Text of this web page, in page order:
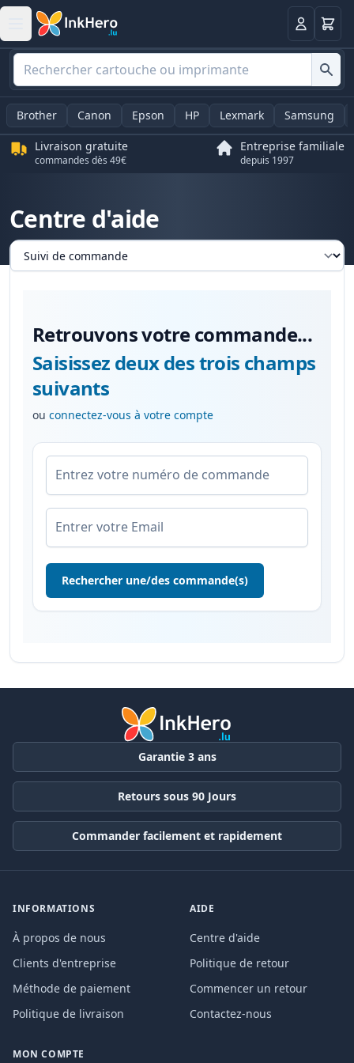
Panier
Brother Canon Epson HP Lexmark Samsung
Livraison gratuite
commandes dès 49€
Entreprise familiale
depuis 1997
Centre d'aide
Sélectionnez un onglet
Retrouvons votre commande...
Saisissez deux des trois champs
suivants
ou connectez-vous à votre compte
Entrez votre numéro de commande
Entrer votre Email
Rechercher une/des commande(s)
Garantie 3 ans
Retours sous 90 Jours
Commander facilement et rapidement
INFORMATIONS
À propos de nous
Clients d'entreprise
Méthode de paiement
Politique de livraison
AIDE
Centre d'aide
Politique de retour
Commencer un retour
Contactez-nous
MON COMPTE